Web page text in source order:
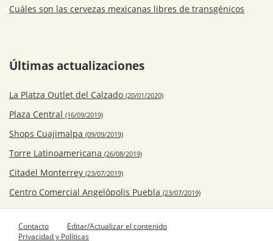
Cuáles son las cervezas mexicanas libres de transgénicos
Últimas actualizaciones
La Platza Outlet del Calzado (20/01/2020)
Plaza Central (16/09/2019)
Shops Cuajimalpa (09/09/2019)
Torre Latinoamericana (26/08/2019)
Citadel Monterrey (23/07/2019)
Centro Comercial Angelópolis Puebla (23/07/2019)
Contacto
Editar/Actualizar el contenido
Privacidad y Políticas